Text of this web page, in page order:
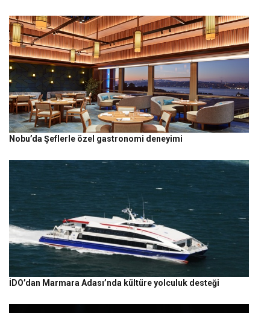
Nobu’da Şeflerle özel gastronomi deneyimi
İDO’dan Marmara Adası’nda kültüre yolculuk desteği